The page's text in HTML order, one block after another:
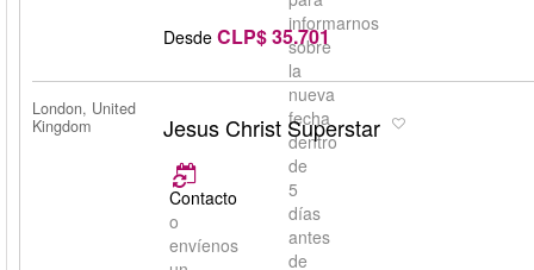
informarnos
sobre
la
nueva
fecha
dentro
de
5
días
antes
de
Desde CLP$ 35.701
London, United
Kingdom
Jesus Christ Superstar
Contacto
o
envíenos